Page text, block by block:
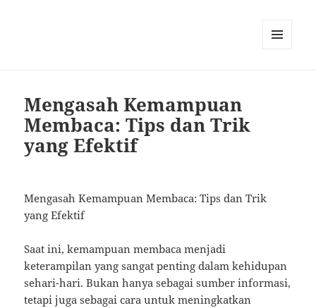
Mengasah Kemampuan
Membaca: Tips dan Trik
yang Efektif
Mengasah Kemampuan Membaca: Tips dan Trik
yang Efektif
Saat ini, kemampuan membaca menjadi
keterampilan yang sangat penting dalam kehidupan
sehari-hari. Bukan hanya sebagai sumber informasi,
tetapi juga sebagai cara untuk meningkatkan